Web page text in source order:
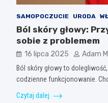
SAMOPOCZUCIE URODA
Ból skóry głowy:
sobie z problemem
16 lipca 2025 Adam
Ból skóry głowy to
codzienne funkcjonowanie.
Czytaj dalej